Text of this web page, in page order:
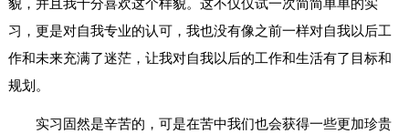
貌，并且我十分喜欢这个样貌。这不仅仅试一次简简单单的实
习，更是对自我专业的认可，我也没有像之前一样对自我以后工
作和未来充满了迷茫，让我对自我以后的工作和生活有了目标和
规划。
实习固然是辛苦的，可是在苦中我们也会获得一些更加珍贵